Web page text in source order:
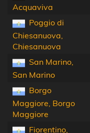
Acquaviva
Poggio di
Chiesanuova,
Chiesanuova
San Marino,
San Marino
Borgo
Maggiore, Borgo
Maggiore
Fiorentino,